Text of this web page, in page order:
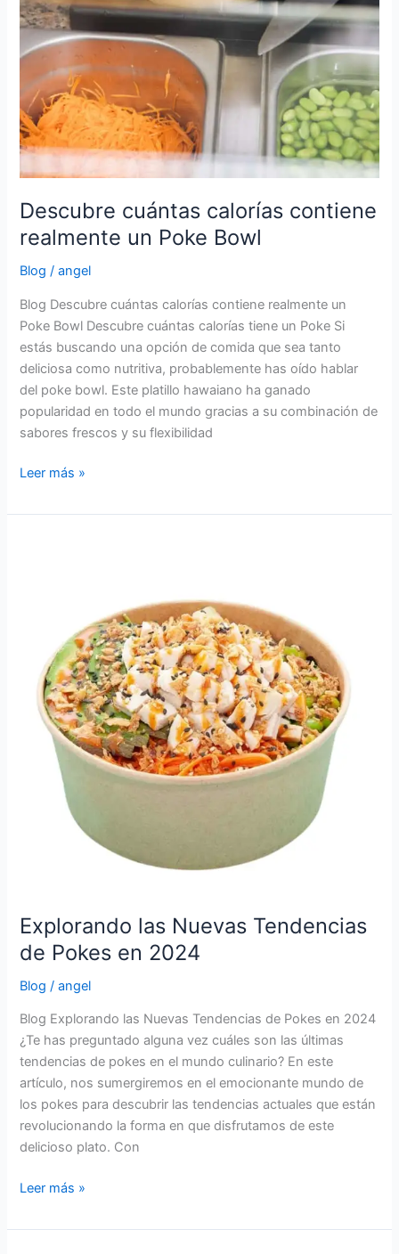
Descubre cuántas calorías contiene
realmente un Poke Bowl
Blog /angel
Blog Descubre cuántas calorías contiene realmente un
Poke Bowl Descubre cuántas calorías tiene un Poke Si
estás buscando una opción de comida que sea tanto
deliciosa como nutritiva, probablemente has oído hablar
del poke bowl. Este platillo hawaiano ha ganado
popularidad en todo el mundo gracias a su combinación de
sabores frescos y su flexibilidad
Leer más »
Explorando las Nuevas Tendencias
de Pokes en 2024
Blog /angel
Blog Explorando las Nuevas Tendencias de Pokes en 2024
¿Te has preguntado alguna vez cuáles son las últimas
tendencias de pokes en el mundo culinario? En este
artículo, nos sumergiremos en el emocionante mundo de
los pokes para descubrir las tendencias actuales que están
revolucionando la forma en que disfrutamos de este
delicioso plato. Con
Pokes
2024
Leer más »